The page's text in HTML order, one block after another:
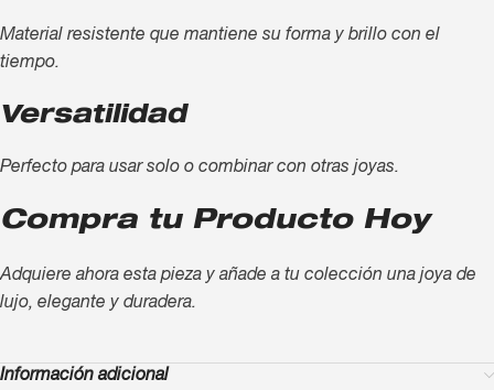
Material resistente que mantiene su forma y brillo con el
tiempo.
Versatilidad
Perfecto para usar solo o combinar con otras joyas.
Compra tu Producto Hoy
Adquiere ahora esta pieza y añade a tu colección una joya de
lujo, elegante y duradera.
Información adicional